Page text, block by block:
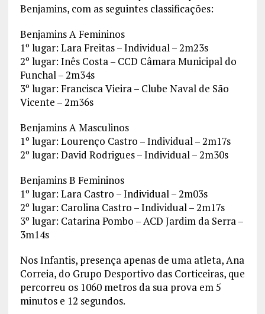
Benjamins, com as seguintes classificações:
Benjamins A Femininos
1º lugar: Lara Freitas – Individual – 2m23s
2º lugar: Inês Costa – CCD Câmara Municipal do
Funchal – 2m34s
3º lugar: Francisca Vieira – Clube Naval de São
Vicente – 2m36s
Benjamins A Masculinos
1º lugar: Lourenço Castro – Individual – 2m17s
2º lugar: David Rodrigues – Individual – 2m30s
Benjamins B Femininos
1º lugar: Lara Castro – Individual – 2m03s
2º lugar: Carolina Castro – Individual – 2m17s
3º lugar: Catarina Pombo – ACD Jardim da Serra –
3m14s
Nos Infantis, presença apenas de uma atleta, Ana
Correia, do Grupo Desportivo das Corticeiras, que
percorreu os 1060 metros da sua prova em 5
minutos e 12 segundos.